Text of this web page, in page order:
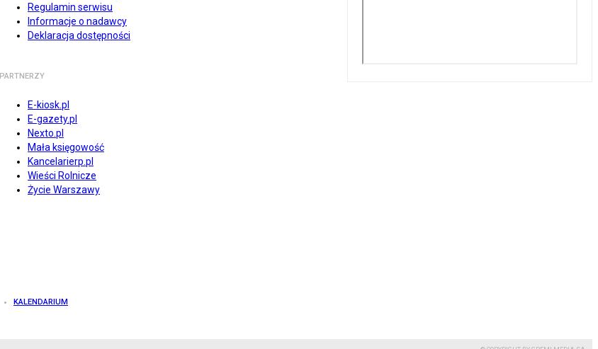
Regulamin serwisu
Informacje o nadawcy
Deklaracja dostępności
PARTNERZY
E-kiosk.pl
E-gazety.pl
Nexto.pl
Mała księgowość
Kancelarierp.pl
Wieści Rolnicze
Życie Warszawy
KALENDARIUM